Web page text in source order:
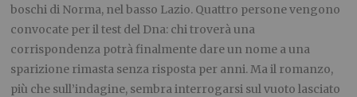
boschi di Norma, nel basso Lazio. Quattro persone vengono
convocate per il test del Dna: chi troverà una
corrispondenza potrà finalmente dare un nome a una
sparizione rimasta senza risposta per anni. Ma il romanzo,
più che sull’indagine, sembra interrogarsi sul vuoto lasciato